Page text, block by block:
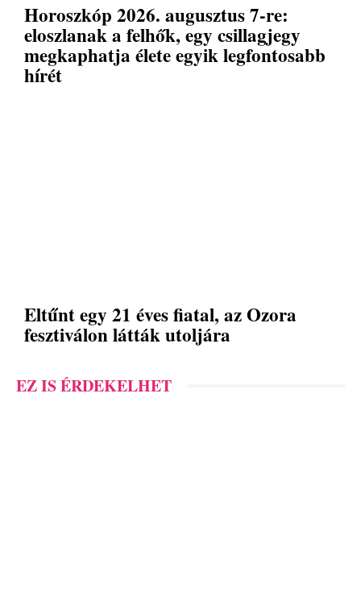
Horoszkóp 2026. augusztus 7-re:
eloszlanak a felhők, egy csillagjegy
megkaphatja élete egyik legfontosabb
hírét
Eltűnt egy 21 éves fiatal, az Ozora
fesztiválon látták utoljára
EZ IS ÉRDEKELHET